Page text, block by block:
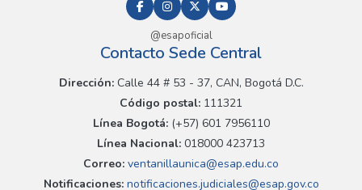
@esapoficial
Contacto Sede Central
Dirección:Calle 44 # 53 - 37, CAN, Bogotá D.C.
Código postal: 111321
Línea Bogotá:(+57) 601 7956110
Línea Nacional: 018000 423713
Correo: ventanillaunica@esap.edu.co
Notificaciones:notificaciones.judiciales@esap.gov.co